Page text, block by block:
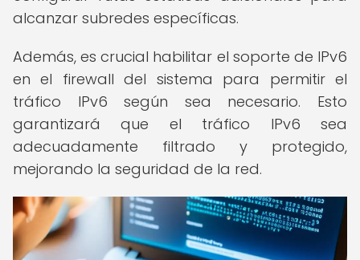
alcanzar subredes específicas.
Además, es crucial habilitar el soporte de IPv6
en el firewall del sistema para permitir el
tráfico IPv6 según sea necesario. Esto
garantizará que el tráfico IPv6 sea
adecuadamente filtrado y protegido,
mejorando la seguridad de la red.